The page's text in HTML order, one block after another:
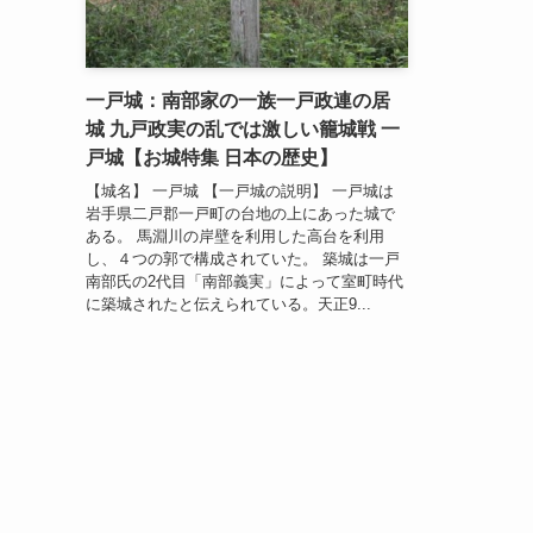
一戸城：南部家の一族一戸政連の居
城 九戸政実の乱では激しい籠城戦 一
戸城【お城特集 日本の歴史】
【城名】 一戸城 【一戸城の説明】 一戸城は
岩手県二戸郡一戸町の台地の上にあった城で
ある。 馬淵川の岸壁を利用した高台を利用
し、４つの郭で構成されていた。 築城は一戸
南部氏の2代目「南部義実」によって室町時代
に築城されたと伝えられている。天正9...